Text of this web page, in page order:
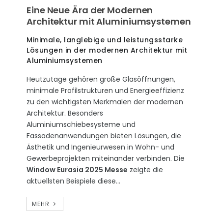
Eine Neue Ära der Modernen
Architektur mit Aluminiumsystemen
Minimale, langlebige und leistungsstarke
Lösungen in der modernen Architektur mit
Aluminiumsystemen
Heutzutage gehören große Glasöffnungen,
minimale Profilstrukturen und Energieeffizienz
zu den wichtigsten Merkmalen der modernen
Architektur. Besonders
Aluminiumschiebesysteme und
Fassadenanwendungen bieten Lösungen, die
Ästhetik und Ingenieurwesen in Wohn- und
Gewerbeprojekten miteinander verbinden. Die
Window Eurasia 2025 Messe zeigte die
aktuellsten Beispiele diese...
MEHR